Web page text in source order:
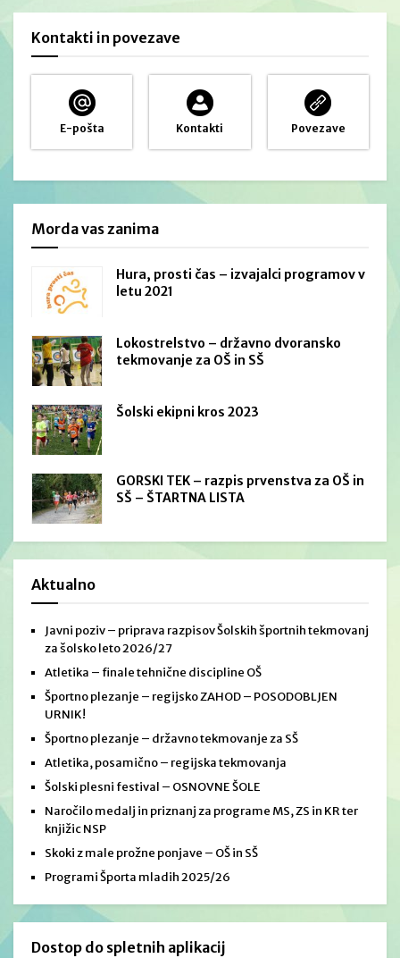
Kontakti in povezave
E-pošta Kontakti Povezave
Morda vas zanima
Hura, prosti čas – izvajalci programov v
letu 2021
Lokostrelstvo – državno dvoransko
tekmovanje za OŠ in SŠ
Šolski ekipni kros 2023
GORSKI TEK – razpis prvenstva za OŠ in
SŠ – ŠTARTNA LISTA
Aktualno
Javni poziv – priprava razpisov Šolskih športnih tekmovanj
za šolsko leto 2026/27
Atletika – finale tehnične discipline OŠ
Športno plezanje – regijsko ZAHOD – POSODOBLJEN
URNIK!
Športno plezanje – državno tekmovanje za SŠ
Atletika, posamično – regijska tekmovanja
Šolski plesni festival – OSNOVNE ŠOLE
Naročilo medalj in priznanj za programe MS, ZS in KR ter
knjižic NSP
Skoki z male prožne ponjave – OŠ in SŠ
Programi Športa mladih 2025/26
Dostop do spletnih aplikacij